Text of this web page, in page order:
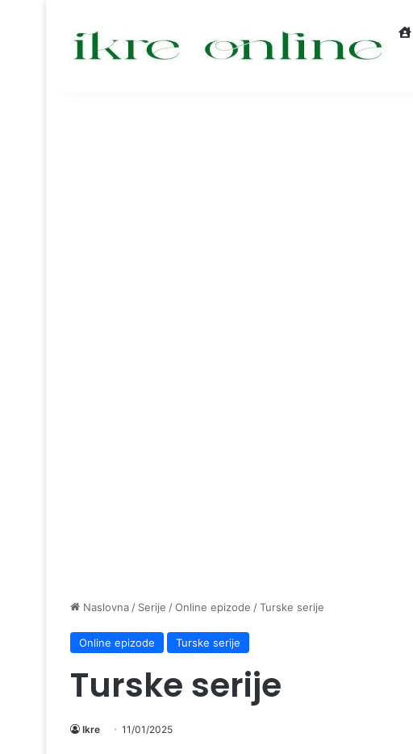
Naslovna / Serije /Online epizode /Turske serije
Online epizode Turske serije
Turske serije
Ikre 11/01/2025